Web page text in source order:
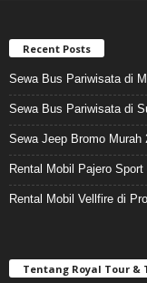
Recent Posts
Sewa Bus Pariwisata di
Sewa Bus Pariwisata di
Sewa Jeep Bromo Murah
Rental Mobil Pajero
Rental Mobil Vellfire di
Tentang Royal Tour &